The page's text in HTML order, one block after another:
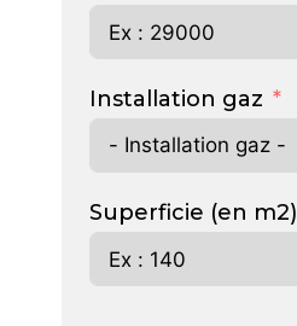
Installation gaz
Superficie (en m2)